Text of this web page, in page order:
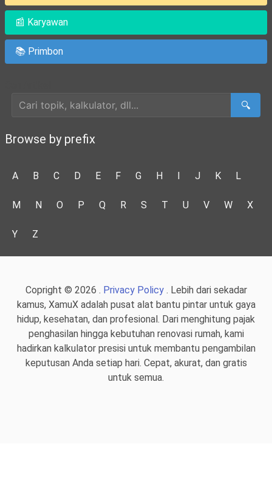
📰 Karyawan
📚 Primbon
🔍
Browse by prefix
A B C D E F G H I J K L
M N O P Q R S T U V W X
Y Z
Copright © 2026 . Privacy Policy. Lebih dari sekadar
kamus, XamuX adalah pusat alat bantu pintar untuk gaya
hidup, kesehatan, dan profesional. Dari menghitung pajak
penghasilan hingga kebutuhan renovasi rumah, kami
hadirkan kalkulator presisi untuk membantu pengambilan
keputusan Anda setiap hari. Cepat, akurat, dan gratis
untuk semua.